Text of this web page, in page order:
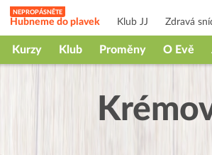
Hubneme do plavek Klub JJ Zdravá
Kurzy Klub Proměny O Evě